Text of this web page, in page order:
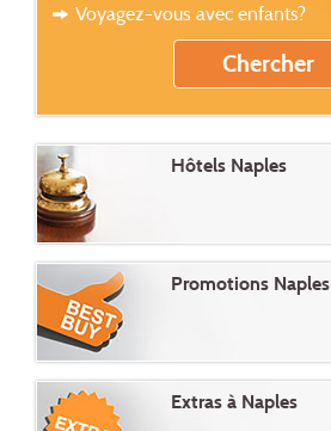
Voyagez-vous avec enfants?
Hôtels Naples
Promotions Naples
Extras à Naples